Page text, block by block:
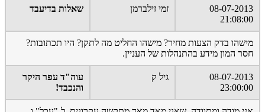
08-07-2013
21:08:00
זמי זילברמן שאלות בדיעבד
מישהו בדק הצעות מחיר? מישהו החליט מה לתקן? היו תכתובות?
חסר המון מידע בהתנהלות של העניין.
08-07-2013
23:00:00
גיל ק
עוה"ד עפר היקר
והנכבד!